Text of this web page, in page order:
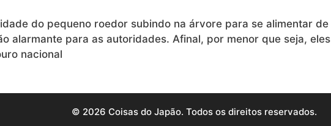
do pequeno roedor subindo na árvore para se alimentar de
alarmante para as autoridades. Afinal, por menor que seja, eles
nacional
© 2026 Coisas do Japão. Todos os direitos reservados.